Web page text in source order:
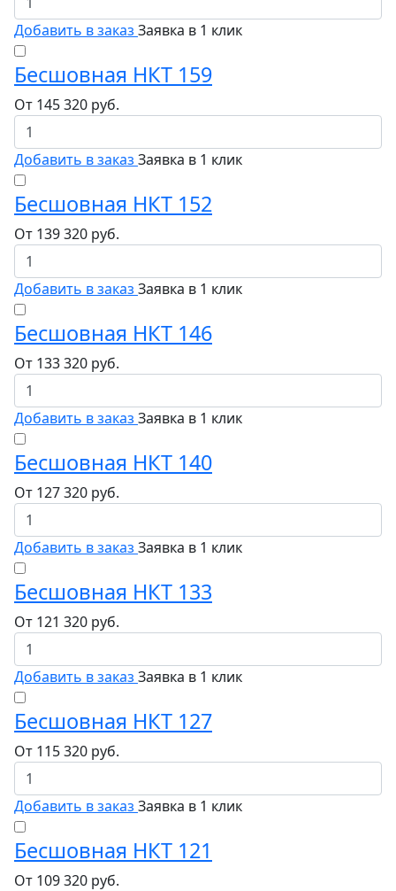
Добавить в заказ Заявка в 1 клик
Бесшовная НКТ 159
От 145 320 руб.
Добавить в заказ Заявка в 1 клик
Бесшовная НКТ 152
От 139 320 руб.
Добавить в заказ Заявка в 1 клик
Бесшовная НКТ 146
От 133 320 руб.
Добавить в заказ Заявка в 1 клик
Бесшовная НКТ 140
От 127 320 руб.
Добавить в заказ Заявка в 1 клик
Бесшовная НКТ 133
От 121 320 руб.
Добавить в заказ Заявка в 1 клик
Бесшовная НКТ 127
От 115 320 руб.
Добавить в заказ Заявка в 1 клик
Бесшовная НКТ 121
От 109 320 руб.